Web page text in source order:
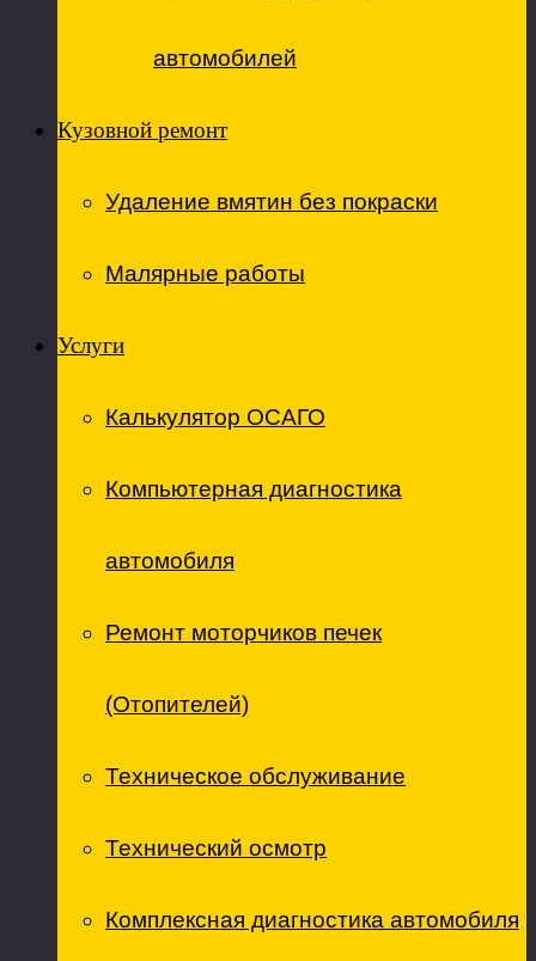
автомобилей
Кузовной ремонт
Удаление вмятин без покраски
Малярные работы
Услуги
Калькулятор ОСАГО
Компьютерная диагностика
автомобиля
Ремонт моторчиков печек
(Отопителей)
Техническое обслуживание
Технический осмотр
Комплексная диагностика автомобиля